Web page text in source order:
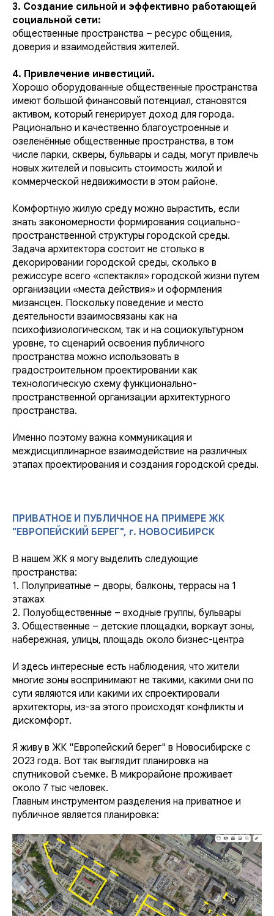
3. Создание сильной и эффективно работающей
социальной сети:
общественные пространства – ресурс общения,
доверия и взаимодействия жителей.
4. Привлечение инвестиций.
Хорошо оборудованные общественные пространства
имеют большой финансовый потенциал, становятся
активом, который генерирует доход для города.
Рационально и качественно благоустроенные и
озеленённые общественные пространства, в том
числе парки, скверы, бульвары и сады, могут привлечь
новых жителей и повысить стоимость жилой и
коммерческой недвижимости в этом районе.
Комфортную жилую среду можно вырастить, если
знать закономерности формирования социально-
пространственной структуры городской среды.
Задача архитектора состоит не столько в
декорировании городской среды, сколько в
режиссуре всего «спектакля» городской жизни путем
организации «места действия» и оформления
мизансцен. Поскольку поведение и место
деятельности взаимосвязаны как на
психофизиологическом, так и на социокультурном
уровне, то сценарий освоения публичного
пространства можно использовать в
градостроительном проектировании как
технологическую схему функционально-
пространственной организации архитектурного
пространства.
Именно поэтому важна коммуникация и
междисциплинарное взаимодействие на различных
этапах проектирования и создания городской среды.
ПРИВАТНОЕ И ПУБЛИЧНОЕ НА ПРИМЕРЕ ЖК
"ЕВРОПЕЙСКИЙ БЕРЕГ", г. НОВОСИБИРСК
В нашем ЖК я могу выделить следующие
пространства:
1. Полуприватные – дворы, балконы, террасы на 1
этажах
2. Полуобщественные – входные группы, бульвары
3. Общественные – детские площадки, воркаут зоны,
набережная, улицы, площадь около бизнес-центра
И здесь интересные есть наблюдения, что жители
многие зоны воспринимают не такими, какими они по
сути являются или какими их спроектировали
архитекторы, из-за этого происходят конфликты и
дискомфорт.
Я живу в ЖК "Европейский берег" в Новосибирске с
2023 года. Вот так выглядит планировка на
спутниковой съемке. В микрорайоне проживает
около 7 тыс человек.
Главным инструментом разделения на приватное и
публичное является планировка: